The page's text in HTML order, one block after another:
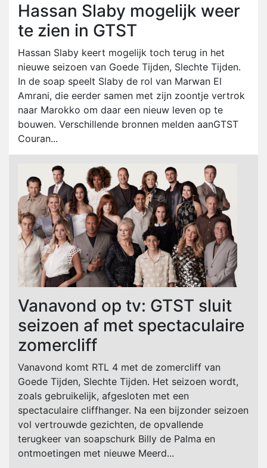
Hassan Slaby mogelijk weer
te zien in GTST
Hassan Slaby keert mogelijk toch terug in het
nieuwe seizoen van Goede Tijden, Slechte Tijden.
In de soap speelt Slaby de rol van Marwan El
Amrani, die eerder samen met zijn zoontje vertrok
naar Marokko om daar een nieuw leven op te
bouwen. Verschillende bronnen melden aanGTST
Couran...
Vanavond op tv: GTST sluit
seizoen af met spectaculaire
zomercliff
Vanavond komt RTL 4 met de zomercliff van
Goede Tijden, Slechte Tijden. Het seizoen wordt,
zoals gebruikelijk, afgesloten met een
spectaculaire cliffhanger. Na een bijzonder seizoen
vol vertrouwde gezichten, de opvallende
terugkeer van soapschurk Billy de Palma en
ontmoetingen met nieuwe Meerd...